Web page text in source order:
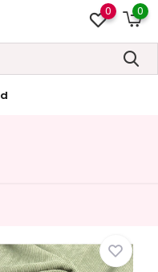
0 0
Lage prijzen